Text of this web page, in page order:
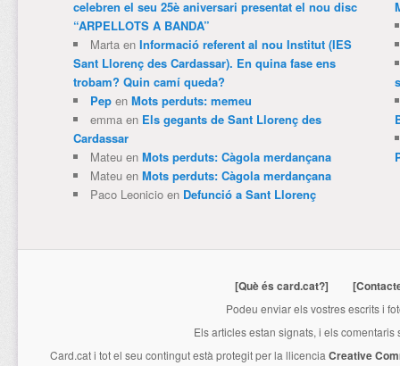
celebren el seu 25è aniversari presentat el nou disc
“ARPELLOTS A BANDA”
Martaen Informació referent al nou Institut (IES
Sant Llorenç des Cardassar). En quina fase ens
trobam? Quin camí queda?
Pepen Mots perduts: memeu
emmaen Els gegants de Sant Llorenç des
Cardassar
Mateuen Mots perduts: Càgola merdançana
Mateuen Mots perduts: Càgola merdançana
Paco Leonicioen Defunció a Sant Llorenç
[Què és card.cat?]
Podeu enviar els vostres escrits i
Els articles estan signats, i els
Card.cati tot el seu contingut està protegit per la llicencia Creative